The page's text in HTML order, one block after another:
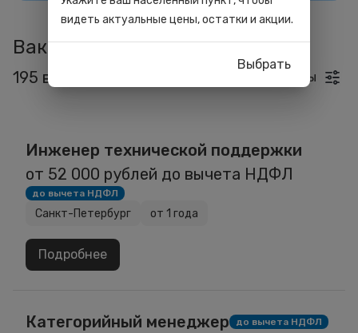
Вакансии
195 вакансий Фильтры
Инженер технической поддержки
от 52 000 рублей до вычета НДФЛ
до вычета НДФЛ
Санкт-Петербург от 1 года
Подробнее
Категорийный менеджер до вычета НДФЛ
видеть актуальные цены, остатки и акции.
Выбрать